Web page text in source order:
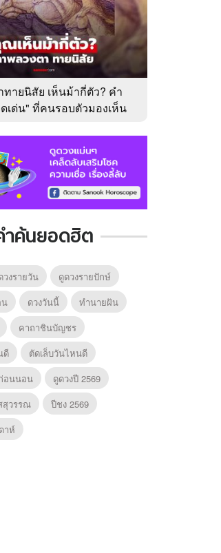
ายนิสัย เห็นม้ากี่ตัว? คำ
ดเด่น" ที่คนรอบตัวมองเห็น
ำค้นยอดฮิต
วงรายวัน
ดูดวงรายปักษ์
น
ดวงวันนี้
ทํานายฝัน
คาถาชินบัญชร
ดี
ตัดเล็บวันไหนดี
อนนอน
ดูดวงปี 2569
สุวรรณ
ปีชง 2569
าห์